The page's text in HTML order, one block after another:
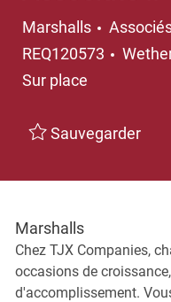
Marshalls
REQ120573
Sur place
Sauvegarder
Marshalls
Chez TJX Companies,
occasions de
d'accomplissement.